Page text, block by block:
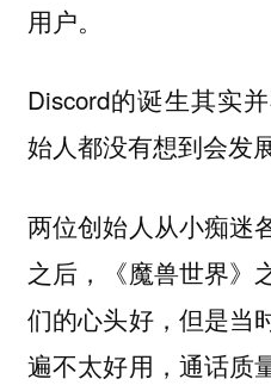
用户。
Discord的诞生其实
始人都没有想到会发
两位创始人从小痴迷
之后，《魔兽世界》
们的心头好，但是当
遍不太好用，通话质